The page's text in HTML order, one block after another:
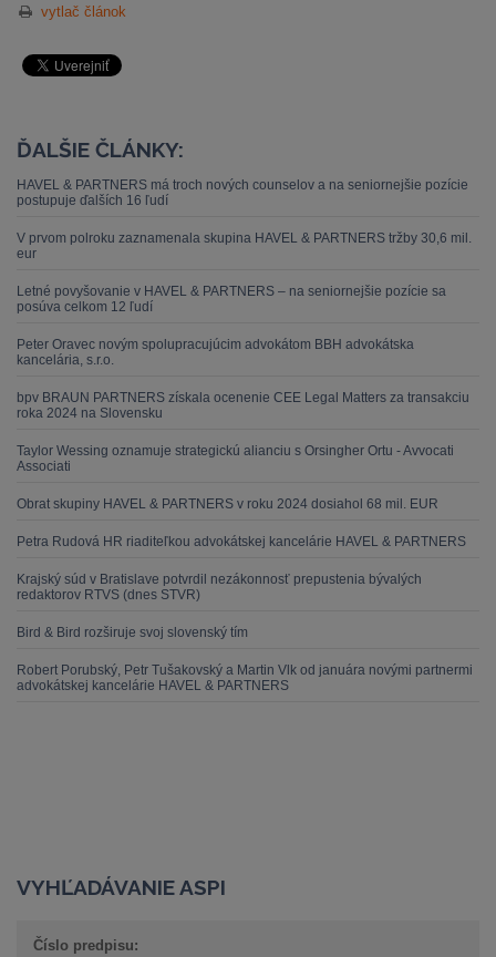
vytlač článok
ĎALŠIE ČLÁNKY:
HAVEL & PARTNERS má troch nových counselov a na seniornejšie pozície
postupuje ďalších 16 ľudí
V prvom polroku zaznamenala skupina HAVEL & PARTNERS tržby 30,6 mil.
eur
Letné povyšovanie v HAVEL & PARTNERS – na seniornejšie pozície sa
posúva celkom 12 ľudí
Peter Oravec novým spolupracujúcim advokátom BBH advokátska
kancelária, s.r.o.
bpv BRAUN PARTNERS získala ocenenie CEE Legal Matters za transakciu
roka 2024 na Slovensku
Taylor Wessing oznamuje strategickú alianciu s Orsingher Ortu - Avvocati
Associati
Obrat skupiny HAVEL & PARTNERS v roku 2024 dosiahol 68 mil. EUR
Petra Rudová HR riaditeľkou advokátskej kancelárie HAVEL & PARTNERS
Krajský súd v Bratislave potvrdil nezákonnosť prepustenia bývalých
redaktorov RTVS (dnes STVR)
Bird & Bird rozširuje svoj slovenský tím
Robert Porubský, Petr Tušakovský a Martin Vlk od januára novými partnermi
advokátskej kancelárie HAVEL & PARTNERS
VYHĽADÁVANIE ASPI
Číslo predpisu: